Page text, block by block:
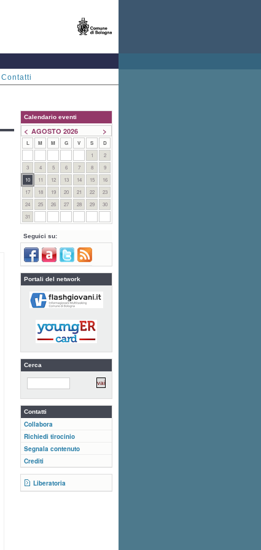
Contatti
Calendario eventi
>
< AGOSTO 2026
L M M G V S
D
1
2
3
4 5 6 7 8
9
10
11 12 13 14 15
16
17
18 19 20 21 22
23
24
25 26 27 28 29
30
31
Seguici su:
Portali del network
Cerca
Contatti
Collabora
Richiedi tirocinio
Segnala contenuto
Crediti
Liberatoria